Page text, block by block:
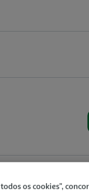
os cookies",